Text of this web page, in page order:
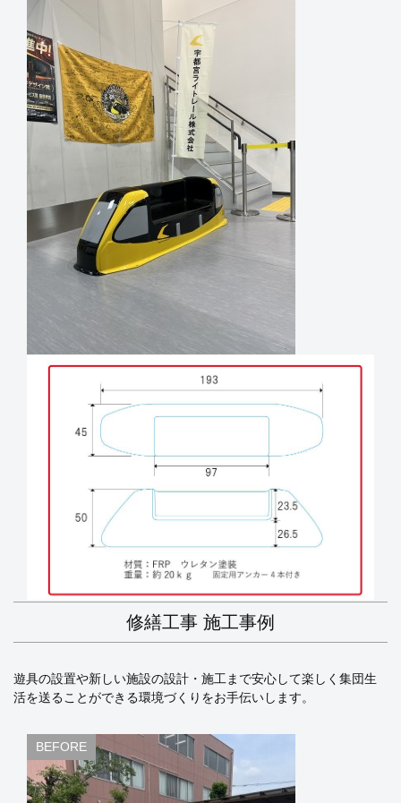
修繕工事 施工事例
遊具の設置や新しい施設の設計・施工まで安心して楽しく集団生
活を送ることができる環境づくりをお手伝いします。